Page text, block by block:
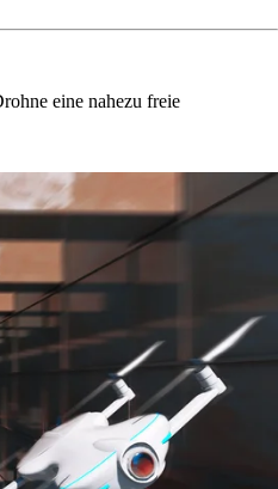
eine nahezu freie